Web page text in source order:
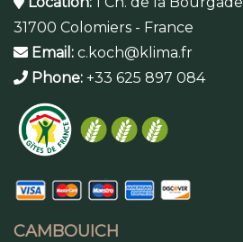
31700 Colomiers - France
Email: c.koch@klima.fr
Phone: +33 625 897 084
CAMBOUICH